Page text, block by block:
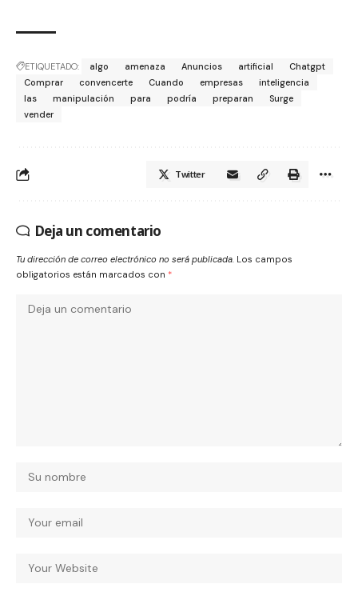
ETIQUETADO: algo amenaza Anuncios artificial
Chatgpt
Comprar
convencerte Cuando empresas
inteligencia
las
manipulación para podría preparan
Surge
vender
Twitter
Deja un comentario
Tu dirección de correo electrónico no será publicada. Los campos
obligatorios están marcados con *